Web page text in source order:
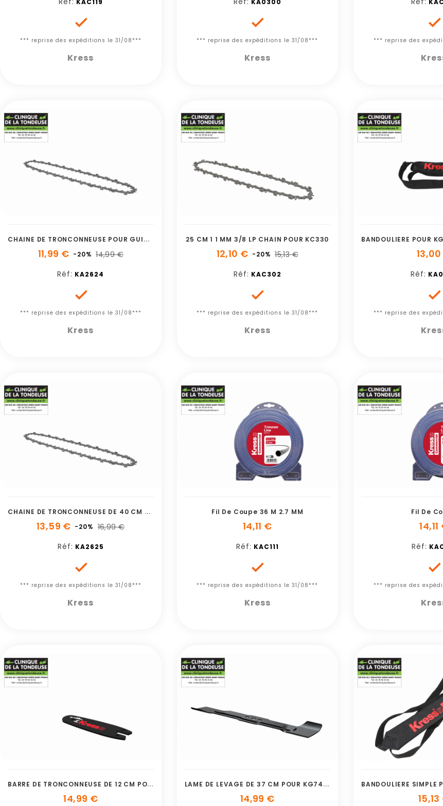
KAC119

*** reprise des expéditions le 31/08***
Kress
KA0300

*** reprise des expéditions le 31/08***
Kress

*** reprise des
C
HAINE DE TRONCONNEUSE POUR GUIDE DE 35
11,99 € -20% 14,99 €
Réf: KA2624

*** reprise des expéditions le 31/08***
Kress
25 CM 1 1 MM 3/8 LP CHAIN POUR KC330
12,10 € -20% 15,13 €
Réf: KAC302

*** reprise des expéditions le 31/08***
Kress
Réf:

*** reprise des
C
HAINE DE TRONCONNEUSE DE 40 CM POUR KG3
13,59 € -20% 16,99 €
Réf: KA2625

*** reprise des expéditions le 31/08***
Kress
Fil De Coupe 36 M 2.7 MM
14,11 €
Réf: KAC111

*** reprise des expéditions le 31/08***
Kress
Fil De
Réf:

*** reprise des
B
ARRE DE TRONCONNEUSE DE 12 CM POUR KG34
14,99 €
L
AME DE LEVAGE DE 37 CM POUR KG745.9
14,99 €